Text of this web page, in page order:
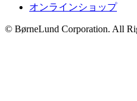
オンラインショップ
© BørneLund Corporation. All